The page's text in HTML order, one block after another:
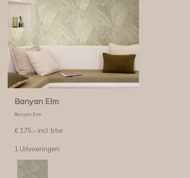
Banyan Elm
Banyan Elm
€ 175,– incl. btw
1 Uitvoeringen: